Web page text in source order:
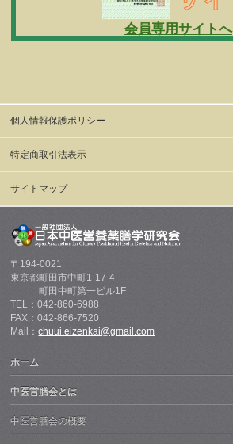
会員専用サイトへ
個人情報保護ポリシー
特定商取引法表示
サイトマップ
〒194-0021
東京都町田市中町1-17-4
町田中町第一ビル1F
TEL：042-860-6988
FAX：042-866-7520
Mail：chuui.eizenkai@gmail.com
ホーム
中医営膳会とは
中医営膳会の概要